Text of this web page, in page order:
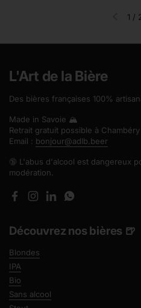
1 /
L'Art de la Bière
Des bières françaises 100%
Made in Savoie 🏔️
Retrait gratuit possible à Chambéry
Email : bonjour@adlb.beer
🔞 L'abus d'alcool est dangereux
modération.
FacebookInstagram
LinkedInWhatsApp
Découvrez nos bières 🍺
Blondes
IPA
Bio
Sans alcool